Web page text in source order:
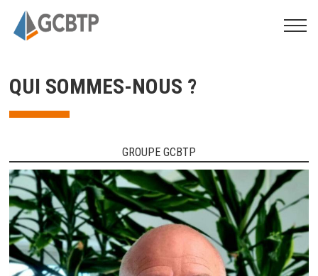
QUI SOMMES-NOUS ?
GROUPE GCBTP